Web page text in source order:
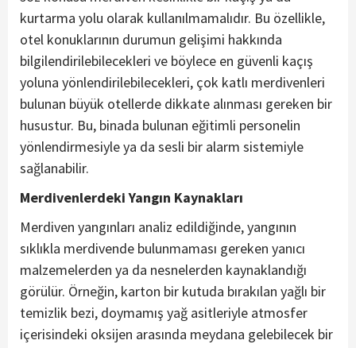
kurtarma yolu olarak kullanılmamalıdır. Bu özellikle,
otel konuklarının durumun gelişimi hakkında
bilgilendirilebilecekleri ve böylece en güvenli kaçış
yoluna yönlendirilebilecekleri, çok katlı merdivenleri
bulunan büyük otellerde dikkate alınması gereken bir
husustur. Bu, binada bulunan eğitimli personelin
yönlendirmesiyle ya da sesli bir alarm sistemiyle
sağlanabilir.
Merdivenlerdeki Yangın Kaynakları
Merdiven yangınları analiz edildiğinde, yangının
sıklıkla merdivende bulunmaması gereken yanıcı
malzemelerden ya da nesnelerden kaynaklandığı
görülür. Örneğin, karton bir kutuda bırakılan yağlı bir
temizlik bezi, doymamış yağ asitleriyle atmosfer
içerisindeki oksijen arasında meydana gelebilecek bir